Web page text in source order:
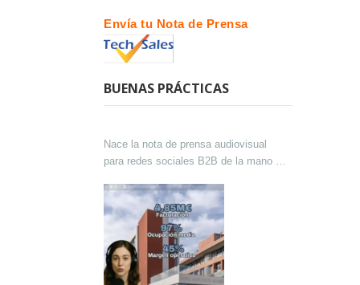
Envía tu Nota de Prensa
BUENAS PRÁCTICAS
Nace la nota de prensa audiovisual
para redes sociales B2B de la mano de